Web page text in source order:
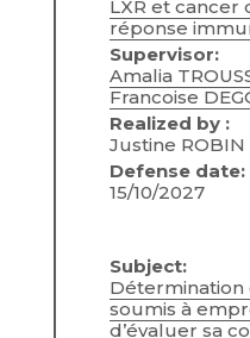
LXR et cancer
réponse
Supervisor:
Amalia
Francoise
Realized by :
Justine ROBIN
Defense date:
15/10/2027
Subject:
Détermination
soumis à
d’évaluer sa